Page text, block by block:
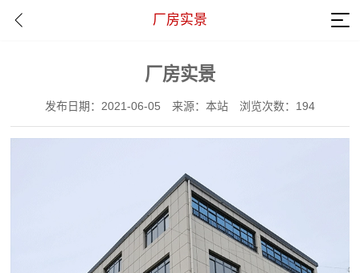
厂房实景
厂房实景
发布日期：2021-06-05 来源：本站 浏览次数：194